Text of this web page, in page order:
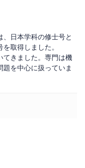
日本学科の修士号と
取得しました。
てきました。専門は機
を中心に扱っていま